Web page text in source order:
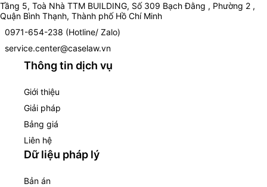
Tầng 5, Toà Nhà TTM BUILDING, Số 309 Bạch Đằng , Phường 2 ,
Quận Bình Thạnh, Thành phố Hồ Chí Minh
0971-654-238 (Hotline/ Zalo)
service.center@caselaw.vn
Thông tin dịch vụ
Giới thiệu
Giải pháp
Bảng giá
Liên hệ
Dữ liệu pháp lý
Bản án